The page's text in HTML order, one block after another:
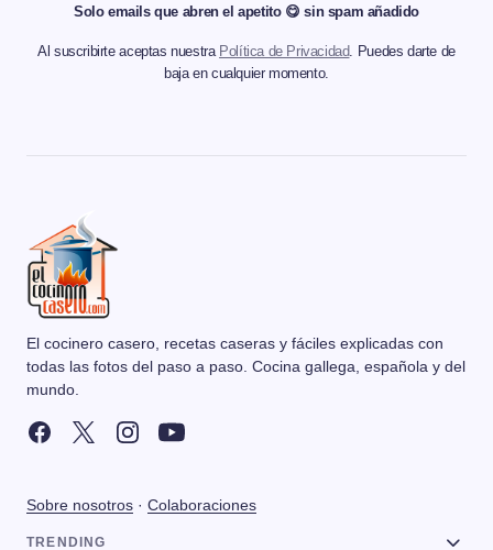
Solo emails que abren el apetito 😋 sin spam añadido
Al suscribirte aceptas nuestra Política de Privacidad. Puedes darte de
baja en cualquier momento.
El cocinero casero, recetas caseras y fáciles explicadas con
todas las fotos del paso a paso. Cocina gallega, española y del
mundo.
Sobre nosotros · Colaboraciones
TRENDING